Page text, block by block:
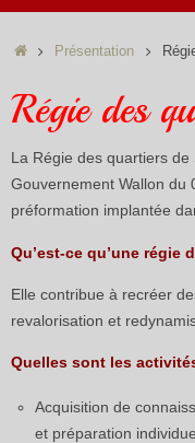
AccueilPrésentation
Régie des
La Régie des quartiers de
Gouvernement Wallon du
préformation implantée
Qu’est-ce qu’une régie
Elle contribue à recréer
revalorisation et
Quelles sont les
Acquisition de
et préparation